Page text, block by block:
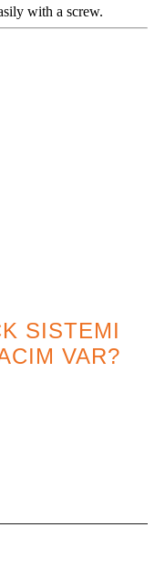
with a screw.
SISTEMI
VAR?